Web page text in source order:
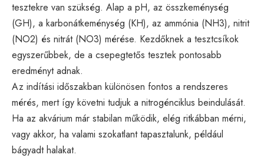
tesztekre van szükség. Alap a pH, az összkeménység
(GH), a karbonátkeménység (KH), az ammónia (NH3), nitrit
(NO2) és nitrát (NO3) mérése. Kezdőknek a tesztcsíkok
egyszerűbbek, de a csepegtetős tesztek pontosabb
eredményt adnak.
Az indítási időszakban különösen fontos a rendszeres
mérés, mert így követni tudjuk a nitrogénciklus beindulását.
Ha az akvárium már stabilan működik, elég ritkábban mérni,
vagy akkor, ha valami szokatlant tapasztalunk, például
bágyadt halakat.